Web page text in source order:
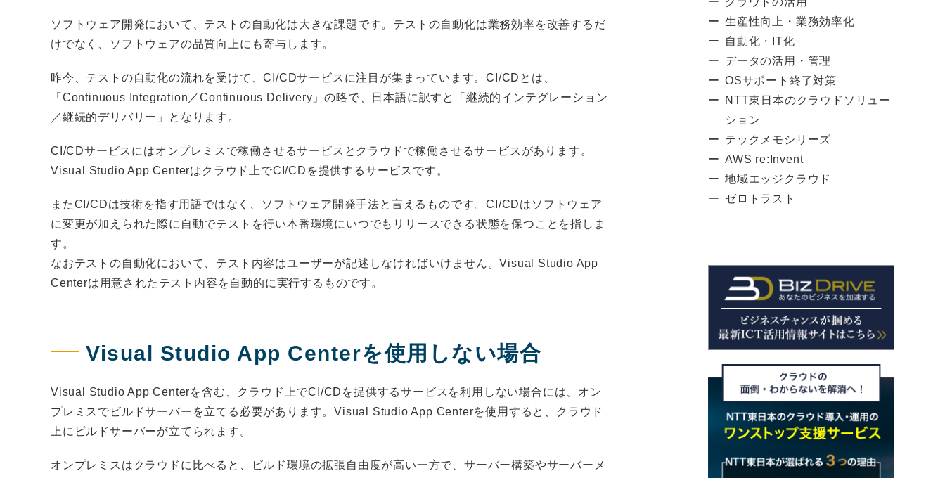
ソフトウェア開発において、テストの自動化は大きな課題です。テストの自動化は業務効率を改善するだ
けでなく、ソフトウェアの品質向上にも寄与します。
昨今、テストの自動化の流れを受けて、CI/CDサービスに注目が集まっています。CI/CDとは、
「Continuous Integration／Continuous Delivery」の略で、日本語に訳すと「継続的インテグレーション
／継続的デリバリー」となります。
CI/CDサービスにはオンプレミスで稼働させるサービスとクラウドで稼働させるサービスがあります。
Visual Studio App Centerはクラウド上でCI/CDを提供するサービスです。
またCI/CDは技術を指す用語ではなく、ソフトウェア開発手法と言えるものです。CI/CDはソフトウェア
に変更が加えられた際に自動でテストを行い本番環境にいつでもリリースできる状態を保つことを指しま
す。
なおテストの自動化において、テスト内容はユーザーが記述しなければいけません。Visual Studio App
Centerは用意されたテスト内容を自動的に実行するものです。
Visual Studio App Centerを使用しない場合
Visual Studio App Centerを含む、クラウド上でCI/CDを提供するサービスを利用しない場合には、オン
プレミスでビルドサーバーを立てる必要があります。Visual Studio App Centerを使用すると、クラウド
上にビルドサーバーが立てられます。
オンプレミスはクラウドに比べると、ビルド環境の拡張自由度が高い一方で、サーバー構築やサーバーメ
生産性向上・業務効率化
自動化・IT化
データの活用・管理
OSサポート終了対策
NTT東日本のクラウドソリュー
ション
テックメモシリーズ
AWS re:Invent
地域エッジクラウド
ゼロトラスト